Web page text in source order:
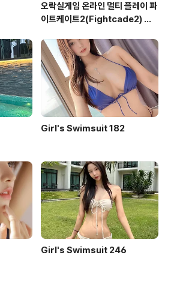
오락실게임 온라인 멀티 플레이 파
이트케이트2(Fightcade2) 설
Girl's Swimsuit 182
Girl's Swimsuit 246